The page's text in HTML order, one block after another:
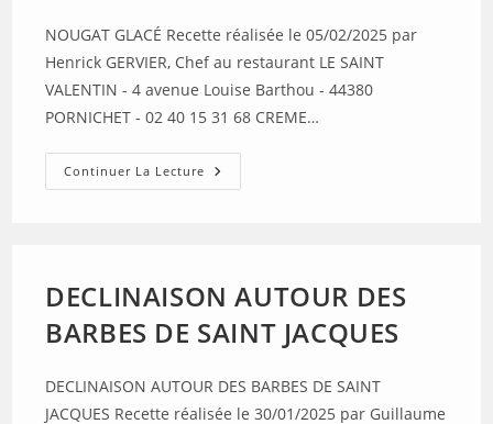
NOUGAT GLACÉ Recette réalisée le 05/02/2025 par
Henrick GERVIER, Chef au restaurant LE SAINT
VALENTIN - 4 avenue Louise Barthou - 44380
PORNICHET - 02 40 15 31 68 CREME…
Continuer La Lecture NOUGAT
GLACÉ
DECLINAISON AUTOUR DES
BARBES DE SAINT JACQUES
DECLINAISON AUTOUR DES BARBES DE SAINT
JACQUES Recette réalisée le 30/01/2025 par Guillaume